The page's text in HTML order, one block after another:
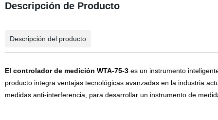
Descripción de Producto
Descripción del producto
El controlador de medición WTA-75-3es un instrumento
producto integra ventajas tecnológicas avanzadas en la industria
medidas anti-interferencia, para desarrollar un instrumento de